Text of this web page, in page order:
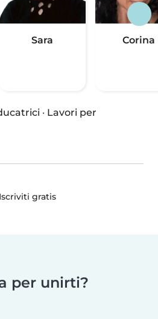
Sara Corina
· Lavori per
Iscriviti gratis
per unirti?